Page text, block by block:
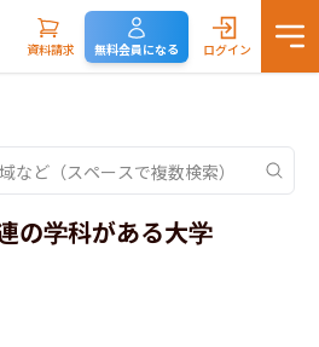
資料請求 無料会員になる ログイン
の学科がある大学